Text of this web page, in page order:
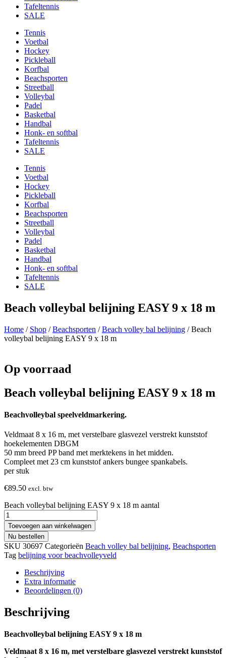
Tafeltennis
SALE
Tennis
Voetbal
Hockey
Pickleball
Korfbal
Beachsporten
Streetball
Volleybal
Padel
Basketbal
Handbal
Honk- en softbal
Tafeltennis
SALE
Tennis
Voetbal
Hockey
Pickleball
Korfbal
Beachsporten
Streetball
Volleybal
Padel
Basketbal
Handbal
Honk- en softbal
Tafeltennis
SALE
Beach volleybal belijning EASY 9 x 18 m
Home / Shop /Beachsporten /Beach volley bal belijning / Beach
volleybal belijning EASY 9 x 18 m
Op voorraad
Beach volleybal belijning EASY 9 x 18 m
Beachvolleybal speelveldmarkering.
Veldmaat 8 x 16 m, met verstelbare glasvezel verstrekt kunststof
hoekelementen DBGM
50 mm breed PP band met merktekens in het midden.
Compleet met 23 cm kunststof ankers bungee spankabels.
per stuk
€89.50 excl. btw
Beach volleybal belijning EASY 9 x 18 m aantal
Toevoegen aan winkelwagen
Nu bestellen
SKU 30697 Categorieën Beach volley bal belijning, Beachsporten
Tag belijning voor beachvolleyveld
Beschrijving
Extra informatie
Beoordelingen (0)
Beschrijving
Beachvolleybal belijning EASY 9 x 18 m
Veldmaat 8 x 16 m, met verstelbare glasvezel verstrekt kunststof